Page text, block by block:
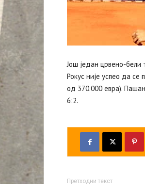
Још један црвено-бели
Рокус није успео да се
од 370.000 евра).
6:2.
Претходни текст